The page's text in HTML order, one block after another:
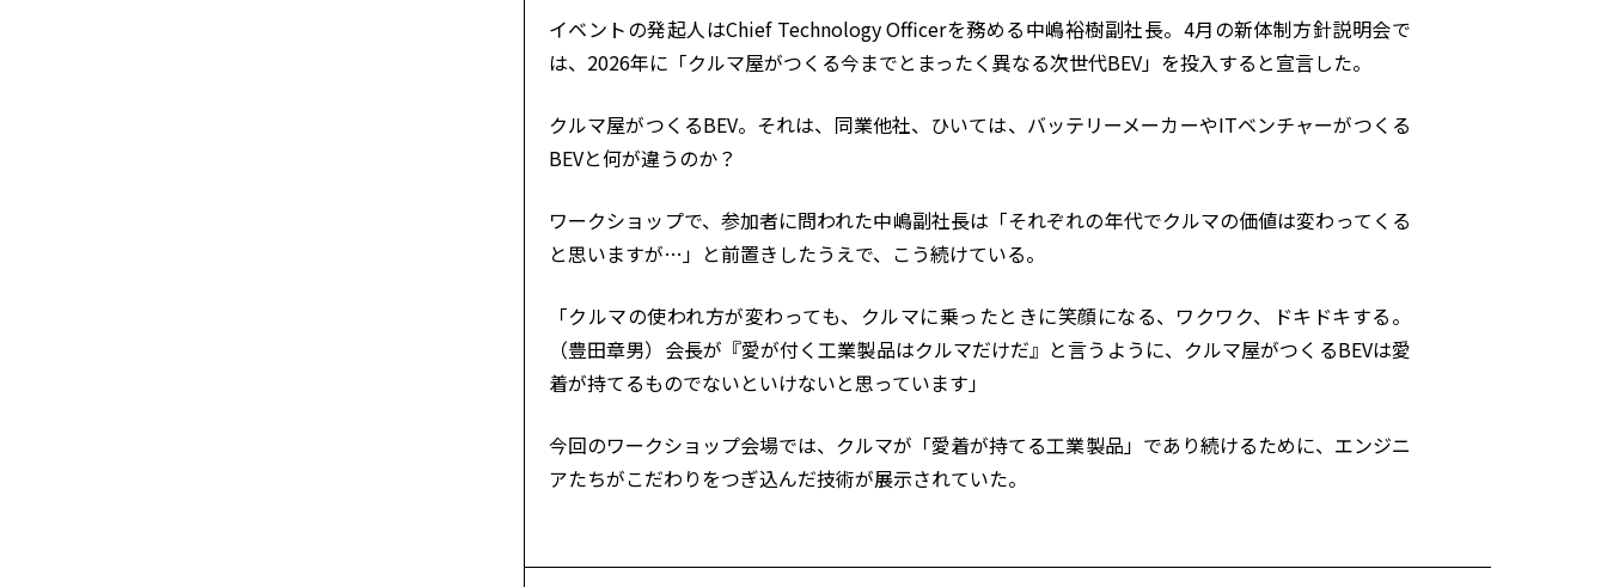
イベントの発起人はChief Technology Officerを務める中嶋裕樹副社長。 4月の新体制方針説明会で
は、 2026年に「クルマ屋がつくる今までとまったく異なる次世代BEV」を投入すると宣言した。
クルマ屋がつくるBEV。それは、同業他社、ひいては、バッテリーメーカーやITベンチャーがつくる
BEVと何が違うのか？
ワークショップで、参加者に問われた中嶋副社長は「それぞれの年代でクルマの価値は変わってくる
と思いますが…」と前置きしたうえで、こう続けている。
「クルマの使われ方が変わっても、クルマに乗ったときに笑顔になる、ワクワク、ドキドキする。
（豊田章男）会長が『愛が付く工業製品はクルマだけだ』と言うように、クルマ屋がつくるBEVは愛
着が持てるものでないといけないと思っています」
今回のワークショップ会場では、クルマが「愛着が持てる工業製品」であり続けるために、エンジニ
アたちがこだわりをつぎ込んだ技術が展示されていた。